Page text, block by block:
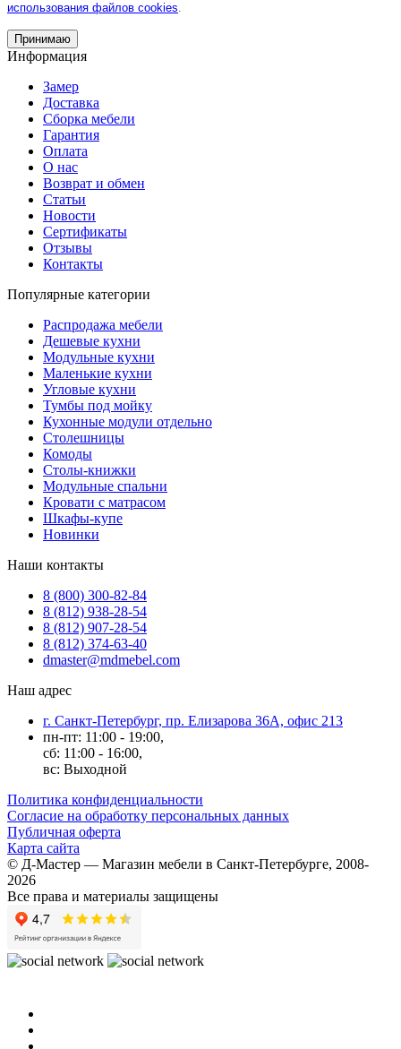
использования файлов cookies.
Принимаю
Информация
Замер
Доставка
Сборка мебели
Гарантия
Оплата
О нас
Возврат и обмен
Статьи
Новости
Сертификаты
Отзывы
Контакты
Популярные категории
Распродажа мебели
Дешевые кухни
Модульные кухни
Маленькие кухни
Угловые кухни
Тумбы под мойку
Кухонные модули отдельно
Столешницы
Комоды
Столы-книжки
Модульные спальни
Кровати с матрасом
Шкафы-купе
Новинки
Наши контакты
8 (800) 300-82-84
8 (812) 938-28-54
8 (812) 907-28-54
8 (812) 374-63-40
dmaster@mdmebel.com
Наш адрес
г. Санкт-Петербург, пр. Елизарова 36А, офис 213
пн-пт: 11:00 - 19:00,
сб: 11:00 - 16:00,
вс: Выходной
Политика конфиденциальности
Согласие на обработку персональных данных
Публичная оферта
Карта сайта
© Д-Мастер — Магазин мебели в Санкт-Петербурге, 2008-
2026
Все права и материалы защищены